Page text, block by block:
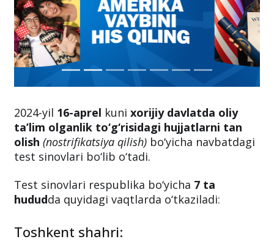
2024-yil 16-aprel kuni xorijiy davlatda oliy
ta’lim olganlik to‘g‘risidagi hujjatlarni tan
olish (nostrifikatsiya qilish) bo‘yicha navbatdagi
test sinovlari bo‘lib o‘tadi.
Test sinovlari respublika bo‘yicha 7 ta
hududda quyidagi vaqtlarda o‘tkaziladi:
Toshkent shahri: